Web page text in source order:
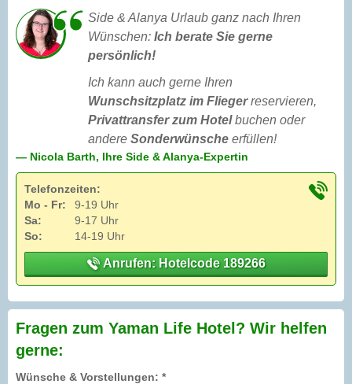
Side & Alanya Urlaub ganz nach Ihren
Wünschen: Ich berate Sie gerne
persönlich!
Ich kann auch gerne Ihren
Wunschsitzplatz im Fliegerreservieren,
Privattransfer zum Hotelbuchen oder
andere Sonderwünsche erfüllen!
— Nicola Barth, Ihre Side & Alanya-Expertin
Telefonzeiten:
Mo - Fr:
9-19 Uhr
Sa:
9-17 Uhr
So:
14-19 Uhr
Anrufen: Hotelcode 189266
Fragen zum Yaman Life Hotel? Wir helfen
gerne:
Wünsche & Vorstellungen: *